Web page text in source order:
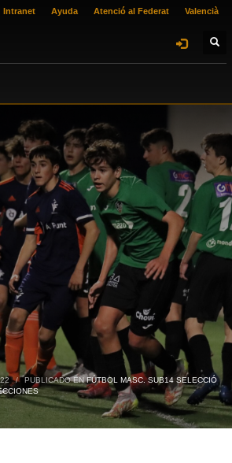
Intranet Ayuda Atenció al Federat Valencià
/ PUBLICADO ENFÚTBOL MASC. SUB14 SELECCIÓ